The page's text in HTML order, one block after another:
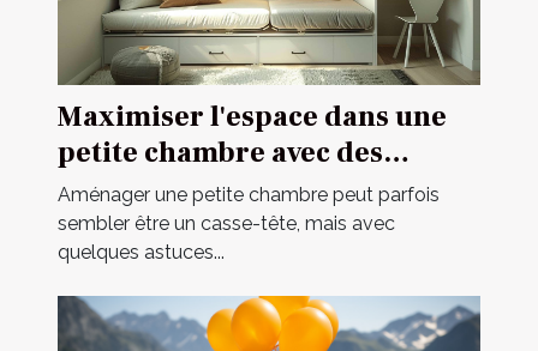
Maximiser l'espace dans une
petite chambre avec des
meubles multifonctionnels
Aménager une petite chambre peut parfois
sembler être un casse-tête, mais avec
quelques astuces...